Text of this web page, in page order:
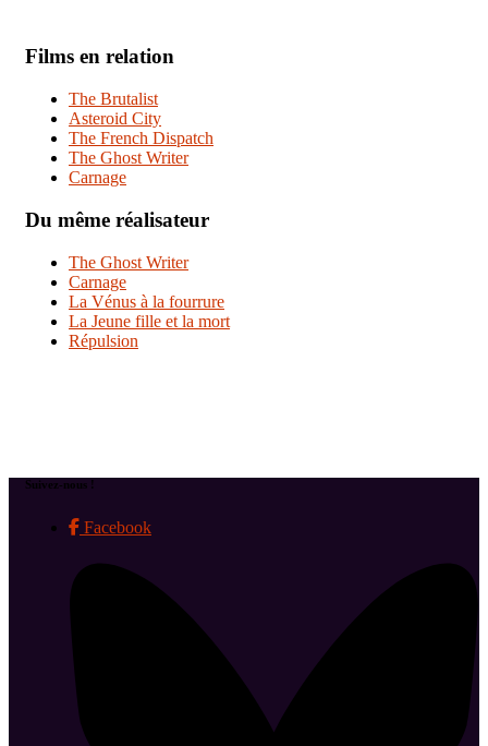
Films en relation
The Brutalist
Asteroid City
The French Dispatch
The Ghost Writer
Carnage
Du même réalisateur
The Ghost Writer
Carnage
La Vénus à la fourrure
La Jeune fille et la mort
Répulsion
Suivez-nous !
Facebook